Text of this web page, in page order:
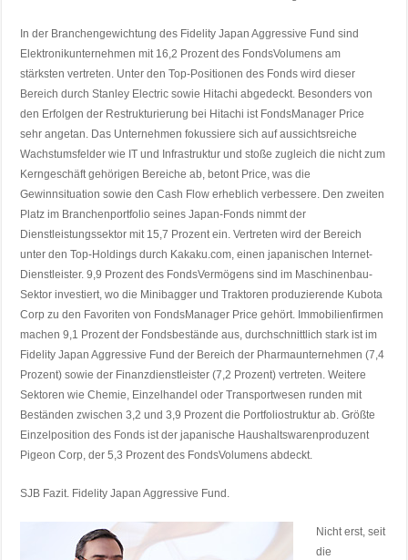
In der Branchengewichtung des Fidelity Japan Aggressive Fund sind
Elektronikunternehmen mit 16,2 Prozent des FondsVolumens am
stärksten vertreten. Unter den Top-Positionen des Fonds wird dieser
Bereich durch Stanley Electric sowie Hitachi abgedeckt. Besonders von
den Erfolgen der Restrukturierung bei Hitachi ist FondsManager Price
sehr angetan. Das Unternehmen fokussiere sich auf aussichtsreiche
Wachstumsfelder wie IT und Infrastruktur und stoße zugleich die nicht zum
Kerngeschäft gehörigen Bereiche ab, betont Price, was die
Gewinnsituation sowie den Cash Flow erheblich verbessere. Den zweiten
Platz im Branchenportfolio seines Japan-Fonds nimmt der
Dienstleistungssektor mit 15,7 Prozent ein. Vertreten wird der Bereich
unter den Top-Holdings durch Kakaku.com, einen japanischen Internet-
Dienstleister. 9,9 Prozent des FondsVermögens sind im Maschinenbau-
Sektor investiert, wo die Minibagger und Traktoren produzierende Kubota
Corp zu den Favoriten von FondsManager Price gehört. Immobilienfirmen
machen 9,1 Prozent der Fondsbestände aus, durchschnittlich stark ist im
Fidelity Japan Aggressive Fund der Bereich der Pharmaunternehmen (7,4
Prozent) sowie der Finanzdienstleister (7,2 Prozent) vertreten. Weitere
Sektoren wie Chemie, Einzelhandel oder Transportwesen runden mit
Beständen zwischen 3,2 und 3,9 Prozent die Portfoliostruktur ab. Größte
Einzelposition des Fonds ist der japanische Haushaltswarenproduzent
Pigeon Corp, der 5,3 Prozent des FondsVolumens abdeckt.
SJB Fazit. Fidelity Japan Aggressive Fund.
Nicht erst, seit
die